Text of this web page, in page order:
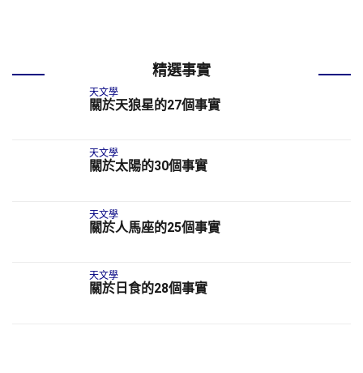
精選事實
天文學
關於天狼星的27個事實
天文學
關於太陽的30個事實
天文學
關於人馬座的25個事實
天文學
關於日食的28個事實